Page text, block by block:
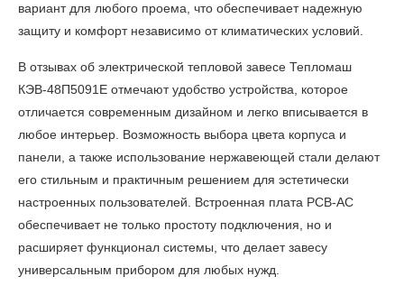
вариант для любого проема, что обеспечивает надежную
защиту и комфорт независимо от климатических условий.
В отзывах об электрической тепловой завесе Тепломаш
КЭВ-48П5091Е отмечают удобство устройства, которое
отличается современным дизайном и легко вписывается в
любое интерьер. Возможность выбора цвета корпуса и
панели, а также использование нержавеющей стали делают
его стильным и практичным решением для эстетически
настроенных пользователей. Встроенная плата PCB-AC
обеспечивает не только простоту подключения, но и
расширяет функционал системы, что делает завесу
универсальным прибором для любых нужд.